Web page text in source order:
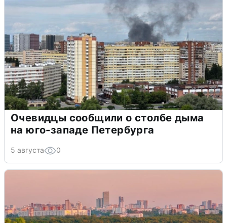
Очевидцы сообщили о столбе дыма
на юго-западе Петербурга
5 августа 0